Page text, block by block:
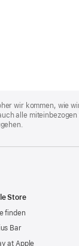
wir kommen, wie
alle
Store
finden
Bar
at Apple